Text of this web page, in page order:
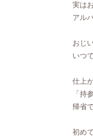
実は
アル
おじ
いつ
仕上
「持
帰省
初め